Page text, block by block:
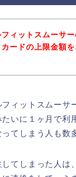
ィットスムーサ
ードの上限金額
ィットスムーサ
いに１ヶ月で利
てしまう人も数
てしまった人は